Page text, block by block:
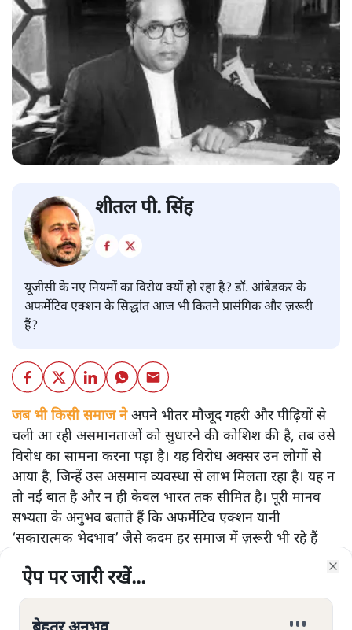
शीतल पी. सिंह
यूजीसी के नए नियमों का विरोध क्यों हो रहा है? डॉ. आंबेडकर के
अफर्मेटिव एक्शन के सिद्धांत आज भी कितने प्रासंगिक और ज़रूरी
हैं?
जब भी किसी समाज नेअपने भीतर मौजूद गहरी और पीढ़ियों से
चली आ रही असमानताओं को सुधारने की कोशिश की है, तब उसे
विरोध का सामना करना पड़ा है। यह विरोध अक्सर उन लोगों से
आया है, जिन्हें उस असमान व्यवस्था से लाभ मिलता रहा है। यह न
तो नई बात है और न ही केवल भारत तक सीमित है। पूरी मानव
सभ्यता के अनुभव बताते हैं कि अफर्मेटिव एक्शन यानी
‘सकारात्मक भेदभाव’ जैसे कदम हर समाज में ज़रूरी भी रहे हैं
अफर्मेटिव एक्शन किसी सरकार की उदारता या राजनीतिक
ऐप पर जारी रखें...
ऐप पर जारी रखें...
ऐप पर जारी रखें...
ऐप पर जारी रखें...
ऐप पर जारी रखें...
ऐप पर जारी रखें...
ऐप पर जारी रखें...